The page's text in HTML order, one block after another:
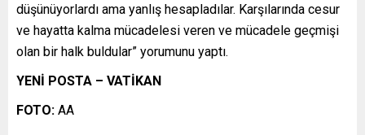
düşünüyorlardı ama yanlış hesapladılar. Karşılarında cesur
ve hayatta kalma mücadelesi veren ve mücadele geçmişi
olan bir halk buldular” yorumunu yaptı.
YENİ POSTA – VATİKAN
FOTO: AA